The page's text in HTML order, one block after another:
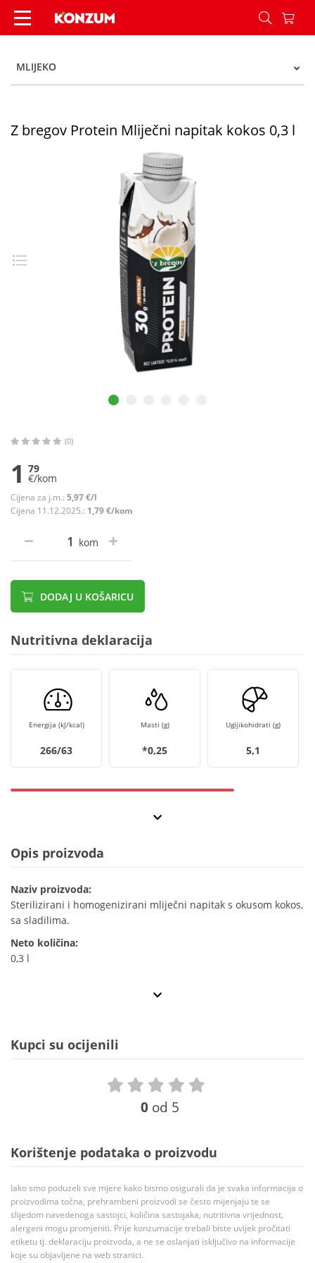
Z bregov Protein Mliječni napitak kokos 0,3 l -
MLIJEKO
Z bregov Protein Mliječni napitak kokos 0,3 l
(0)
1 79
€/kom
Cijena za j.m.: 5,97 €/l
Cijena 11.12.2025.: 1,79 €/kom
kom
DODAJ U KOŠARICU
Nutritivna deklaracija
Energija (kJ/kcal)
266/63
Masti (g)
*0,25
Ugljikohidrati (g)
5,1
Opis proizvoda
Naziv proizvoda:
Sterilizirani i homogenizirani mliječni napitak s okusom kokos,
sa sladilima.
Neto količina:
0,3 l
Kupci su ocijenili
0 od 5
Korištenje podataka o proizvodu
Iako smo poduzeli sve mjere kako bismo osigurali da je svaka informacija o
proizvodima točna, prehrambeni proizvodi se često mijenjaju te se
slijedom navedenoga sastojci, količina sastojaka, nutritivna vrijednost,
alergeni mogu promjeniti. Prije konzumacije trebali biste uvijek pročitati
etiketu tj. deklaraciju proizvoda, a ne se oslanjati isključivo na informacije
koje su objavljene na web stranici.